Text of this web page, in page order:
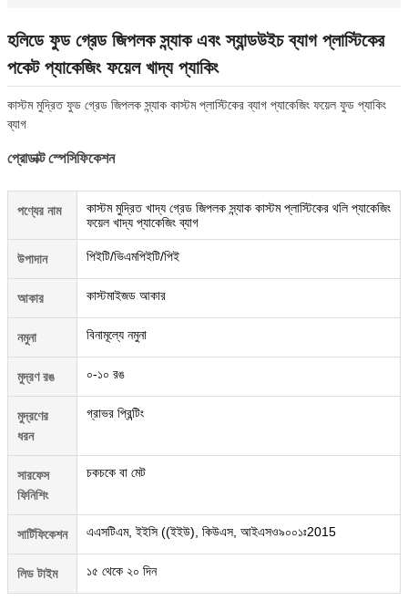
হলিডে ফুড গ্রেড জিপলক স্ন্যাক এবং স্যান্ডউইচ ব্যাগ প্লাস্টিকের
পকেট প্যাকেজিং ফয়েল খাদ্য প্যাকিং
কাস্টম মুদ্রিত ফুড গ্রেড জিপলক স্ন্যাক কাস্টম প্লাস্টিকের ব্যাগ প্যাকেজিং ফয়েল ফুড প্যাকিং
ব্যাগ
প্রোডাক্ট স্পেসিফিকেশন
পণ্যের নাম
কাস্টম মুদ্রিত খাদ্য গ্রেড জিপলক স্ন্যাক কাস্টম প্লাস্টিকের থলি প্যাকেজিং
ফয়েল খাদ্য প্যাকেজিং ব্যাগ
উপাদান পিইটি/ভিএমপিইটি/পিই
আকার কাস্টমাইজড আকার
নমুনা বিনামূল্যে নমুনা
মুদ্রণ রঙ ০-১০ রঙ
মুদ্রণের
ধরন
গ্রাভর প্রিন্টিং
সারফেস
ফিনিশিং
চকচকে বা মেট
সার্টিফিকেশন এএসটিএম, ইইসি ((ইইউ), কিউএস, আইএসও৯০০১ঃ2015
লিড টাইম ১৫ থেকে ২০ দিন